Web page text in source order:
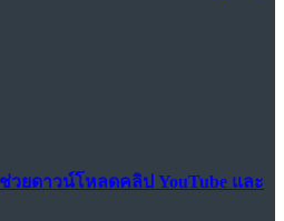
วยดาวน์โหลดคลิป YouTube และ